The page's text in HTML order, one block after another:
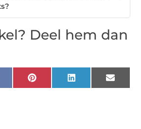
Deel hem dan
Pinterest LinkedIn Email